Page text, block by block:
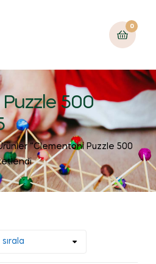
0
500
“Clementoni Puzzle 500